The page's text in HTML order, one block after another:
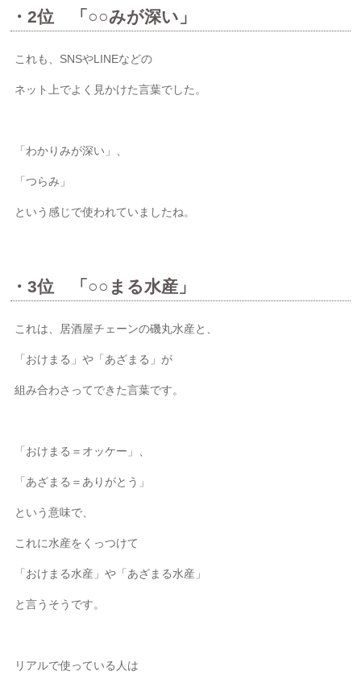
・2位 「○○みが深い」
これも、SNSやLINEなどの
ネット上でよく見かけた言葉でした。
「わかりみが深い」、
「つらみ」
という感じで使われていましたね。
・3位 「○○まる水産」
これは、居酒屋チェーンの磯丸水産と、
「おけまる」や「あざまる」が
組み合わさってできた言葉です。
「おけまる＝オッケー」、
「あざまる＝ありがとう」
という意味で、
これに水産をくっつけて
「おけまる水産」や「あざまる水産」
と言うそうです。
リアルで使っている人は